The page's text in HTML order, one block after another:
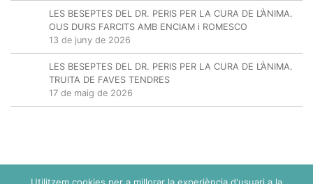
LES BESEPTES DEL DR. PERIS PER LA CURA DE L’ÀNIMA.
OUS DURS FARCITS AMB ENCIAM i ROMESCO
13 de juny de 2026
LES BESEPTES DEL DR. PERIS PER LA CURA DE L’ÀNIMA.
TRUITA DE FAVES TENDRES
17 de maig de 2026